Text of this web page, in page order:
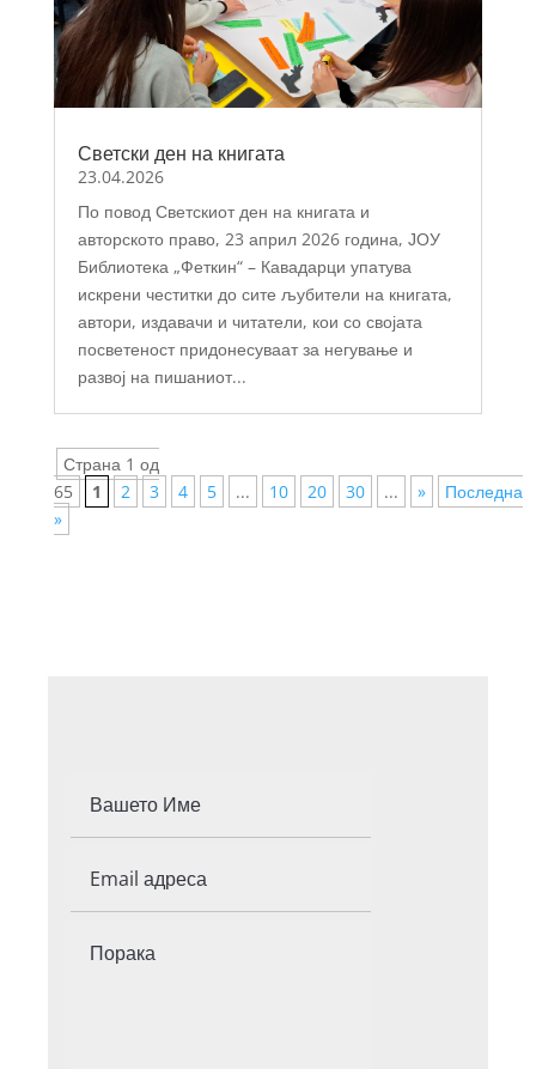
Светски ден на книгата
23.04.2026
По повод Светскиот ден на книгата и
авторското право, 23 април 2026 година, ЈОУ
Библиотека „Феткин“ – Кавадарци упатува
искрени честитки до сите љубители на книгата,
автори, издавачи и читатели, кои со својата
посветеност придонесуваат за негување и
развој на пишаниот...
Страна 1 од
65
1 2 3 4 5 ... 10 20 30 ... »
Последна
»